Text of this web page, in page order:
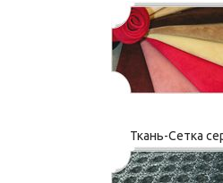
Ткань-Сетка